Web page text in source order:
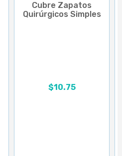
Cubre Zapatos
Quirúrgicos Simples
$10.75
Rango de precios: